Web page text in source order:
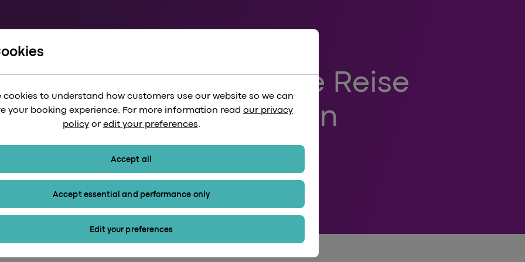
Walking Tour: Eine Reise
des viktorianischen
cookies to understand how customers use our website so we can
your booking experience. For more information read our privacy
policyor edit your preferences.
Accept all
Accept essential and performance only
Edit your preferences